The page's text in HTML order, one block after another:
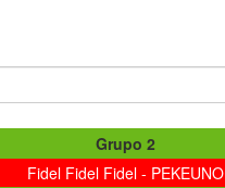
Grupo 2
Fidel Fidel Fidel - PEKEUNO